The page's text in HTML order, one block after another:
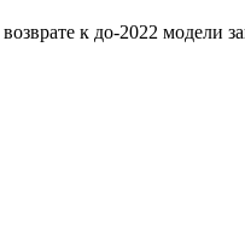
к до-2022 модели